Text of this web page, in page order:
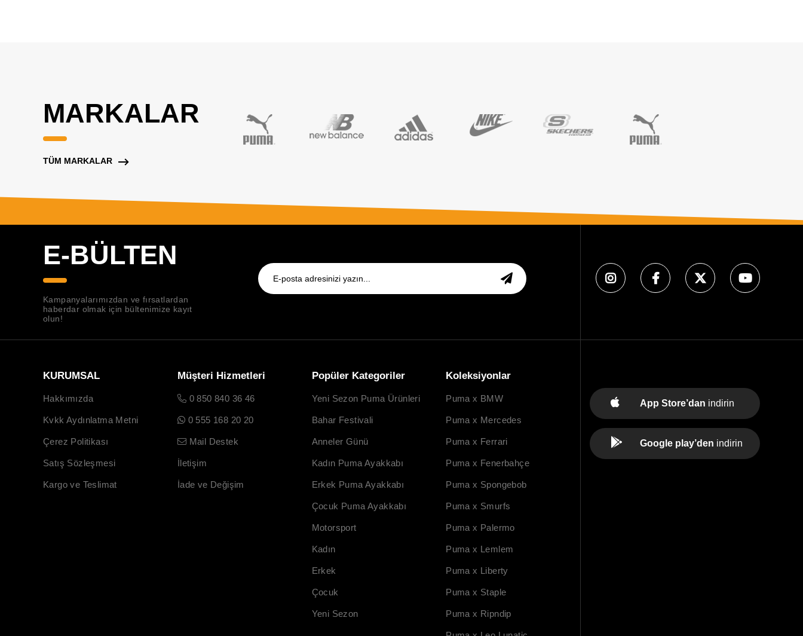
MARKALAR
TÜM MARKALAR
E-BÜLTEN
Kampanyalarımızdan ve fırsatlardan
haberdar olmak için bültenimize kayıt
olun!
KURUMSAL
Hakkımızda
Kvkk Aydınlatma Metni
Çerez Politikası
Satış Sözleşmesi
Kargo ve Teslimat
Müşteri Hizmetleri
0 850 840 36 46
0 555 168 20 20
Mail Destek
İletişim
İade ve Değişim
Popüler Kategoriler
Yeni Sezon Puma Ürünleri
Bahar Festivali
Anneler Günü
Kadın Puma Ayakkabı
Erkek Puma Ayakkabı
Çocuk Puma Ayakkabı
Motorsport
Kadın
Erkek
Çocuk
Yeni Sezon
Koleksiyonlar
Puma x BMW
Puma x Mercedes
Puma x Ferrari
Puma x Fenerbahçe
Puma x Spongebob
Puma x Smurfs
Puma x Palermo
Puma x Lemlem
Puma x Liberty
Puma x Staple
Puma x Ripndip
App Store’dan indirin
Google play’den indirin